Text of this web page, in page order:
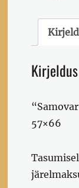
57x66
kogus
Kirjeldus
57×66